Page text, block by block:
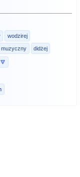
wodzirej
muzyczny didżej